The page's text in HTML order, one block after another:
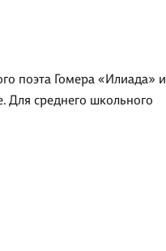
поэта Гомера «Илиада» и
Для среднего школьного